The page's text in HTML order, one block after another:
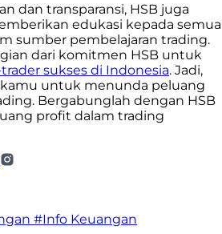
dan transparansi, HSB juga
edukasi kepada semua
sumber pembelajaran trading.
dari komitmen HSB untuk
sukses di Indonesia. Jadi,
kamu untuk menunda peluang
Bergabunglah dengan HSB
profit dalam trading
#Info Keuangan